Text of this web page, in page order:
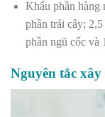
Khẩu phần hàng
phần trái cây;
phần ngũ cốc
Nguyên tắc